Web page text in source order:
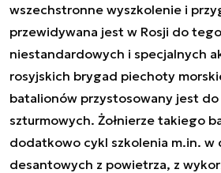
wszechstronne wyszkolenie i
przewidywana jest w Rosji do
niestandardowych i specjalnych
rosyjskich brygad piechoty
batalionów przystosowany jest do
szturmowych. Żołnierze takiego
dodatkowo cykl szkolenia m.in. w
desantowych z powietrza, z